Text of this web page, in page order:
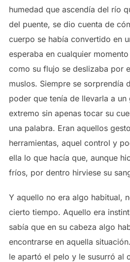
humedad que ascendía del río
del puente, se dio cuenta de
cuerpo se había convertido en
esperaba en cualquier
como su flujo se deslizaba por
muslos. Siempre se sorprendía
poder que tenía de llevarla a
extremo sin apenas tocar su
una palabra. Eran aquellos
herramientas, aquel control y
ella lo que hacía que, aunque
fríos, por dentro hirviese su
Y aquello no era algo habitual,
cierto tiempo. Aquello era
sabía que en su cabeza algo
encontrarse en aquella
le apartó el pelo y le susurró al